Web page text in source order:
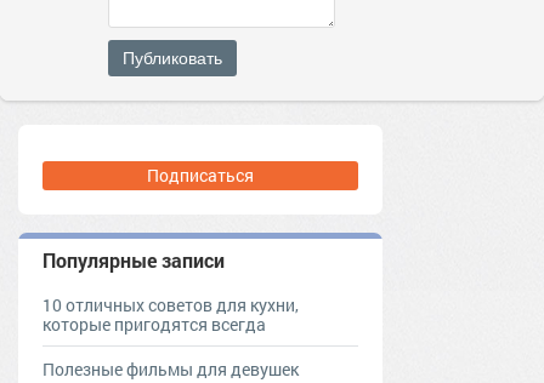
Публиковать
Подписаться
Популярные записи
10 отличных советов для кухни,
которые пригодятся всегда
Полезные фильмы для девушек